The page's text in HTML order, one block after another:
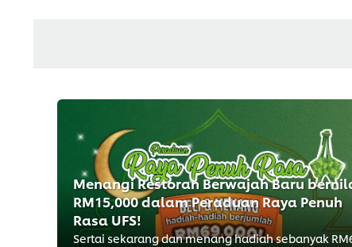
Menangi Restoran Berwajah Baru
RM15,000 dalam Peraduan Raya Penuh
Rasa UFS!